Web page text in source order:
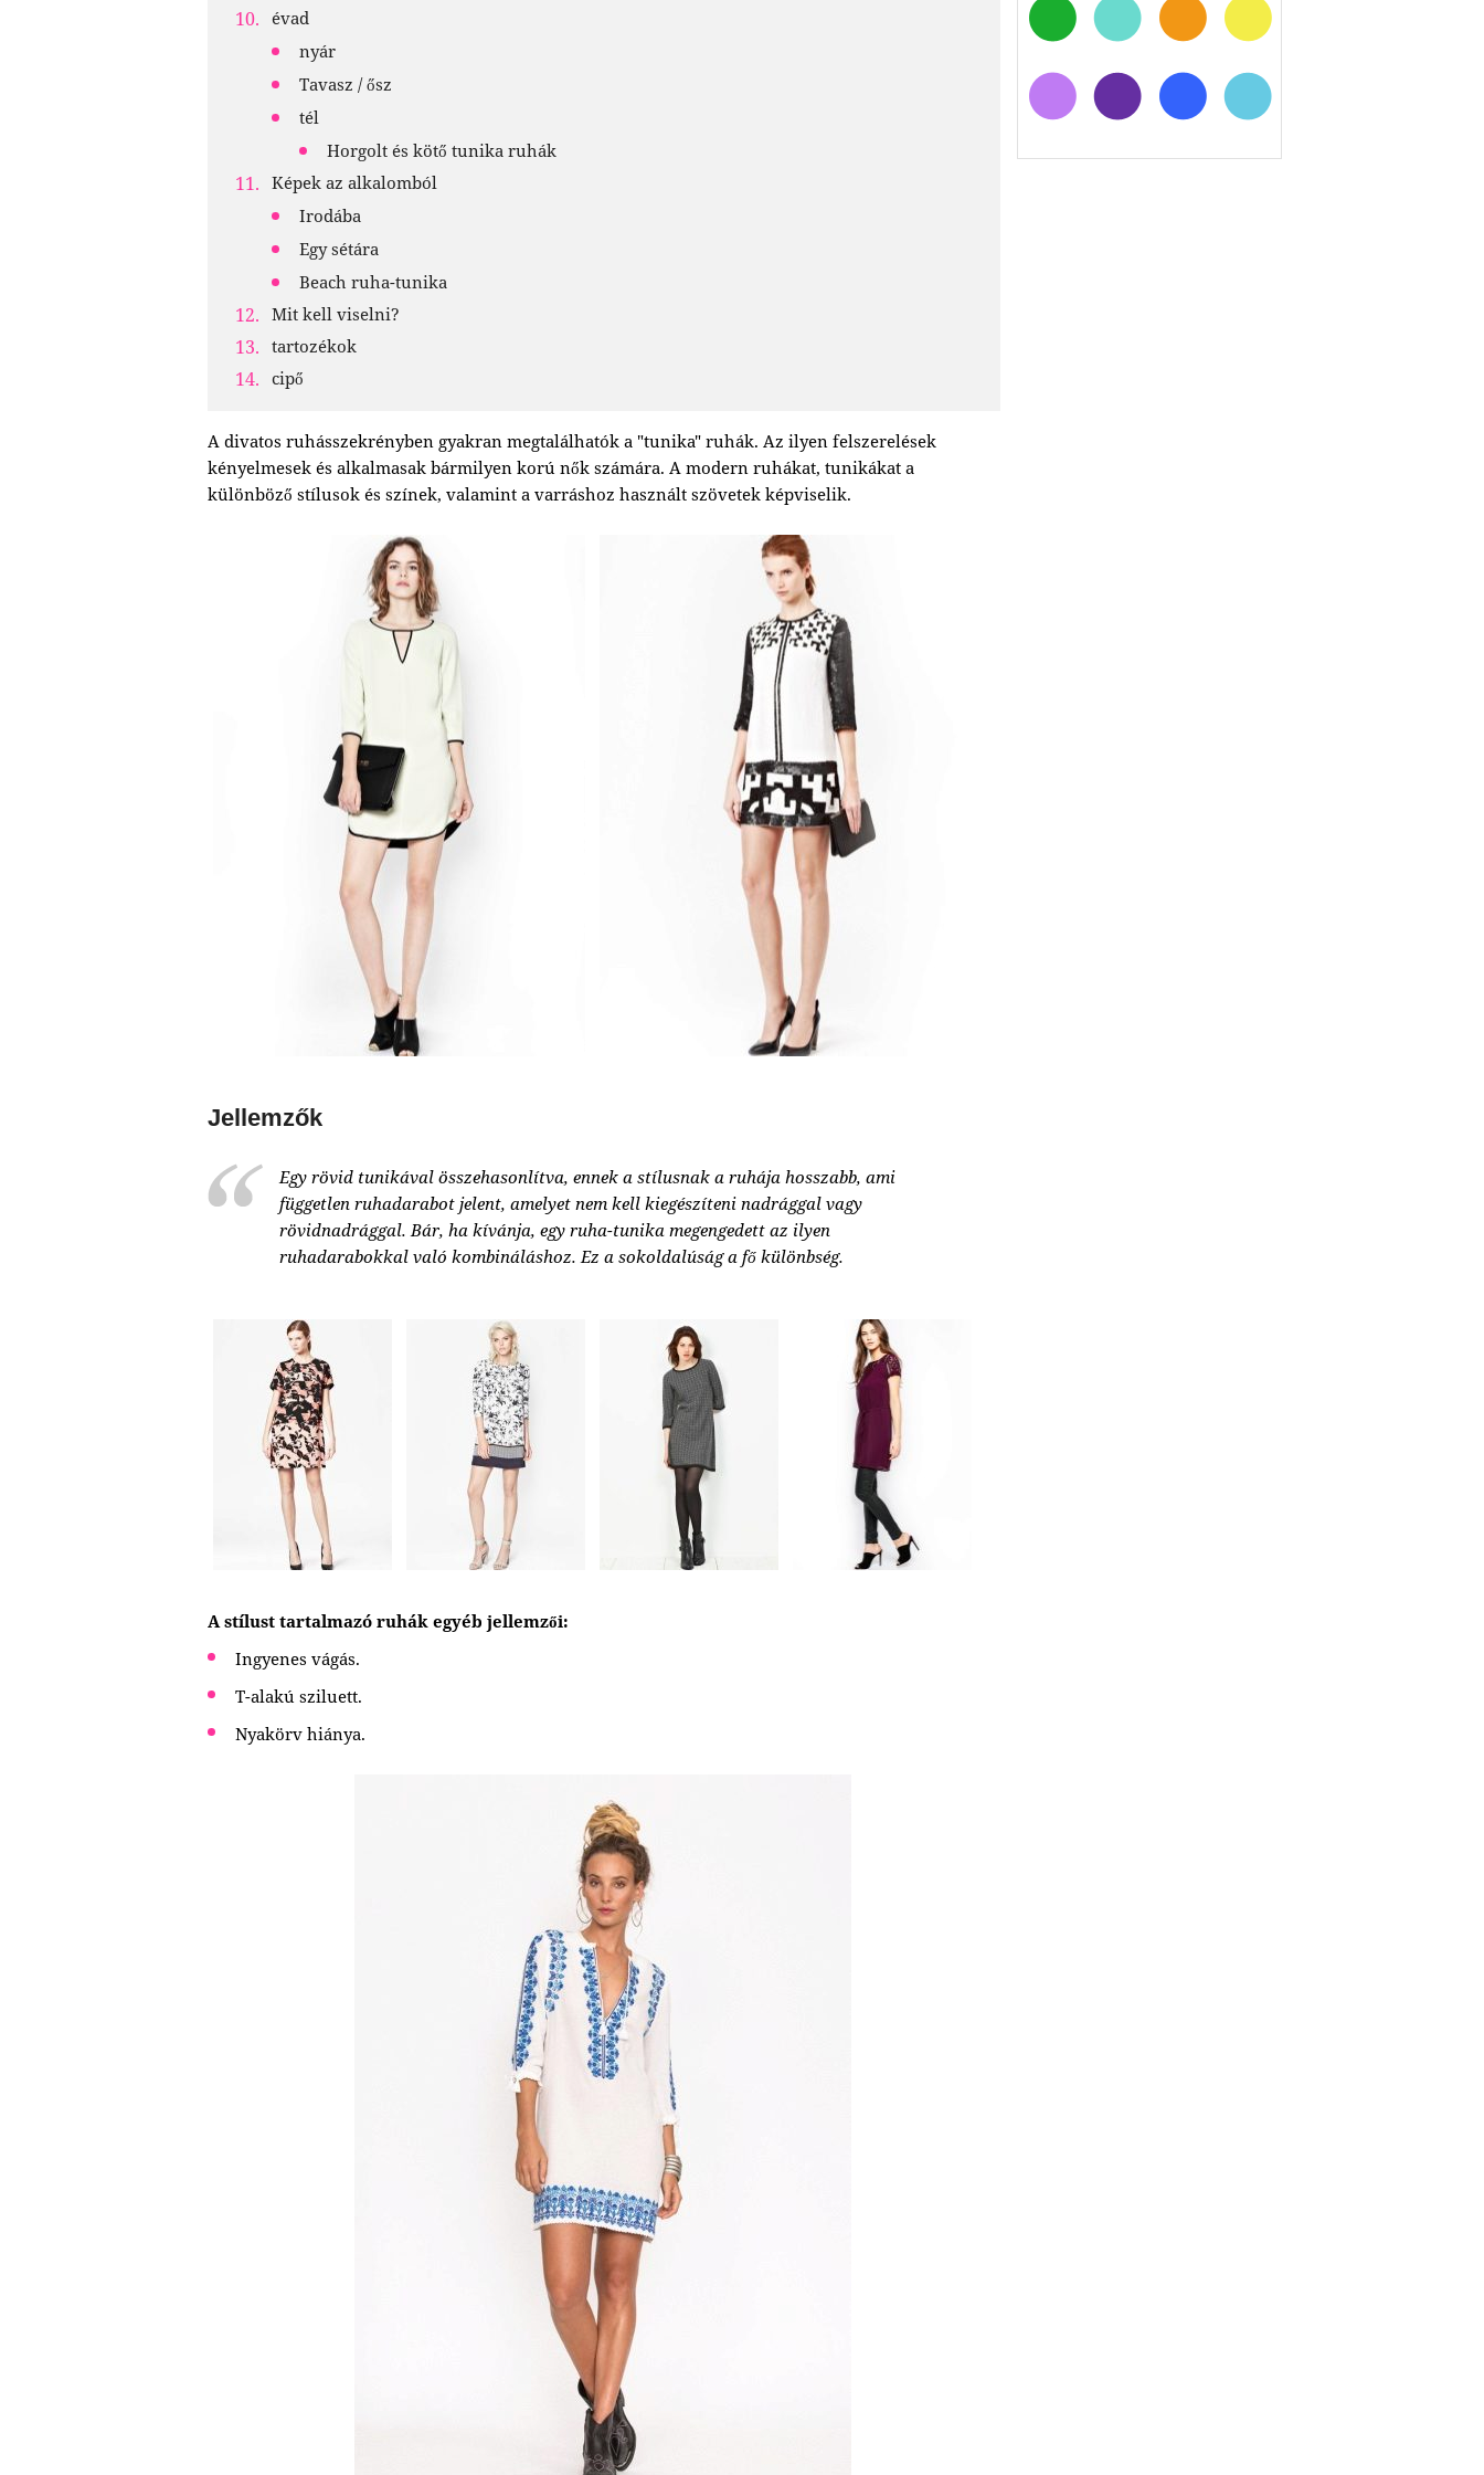
évad
nyár
Tavasz / ősz
tél
Horgolt és kötő tunika ruhák
Képek az alkalomból
Irodába
Egy sétára
Beach ruha-tunika
Mit kell viselni?
tartozékok
cipő
A divatos ruhásszekrényben gyakran megtalálhatók a "tunika" ruhák. Az ilyen felszerelések
kényelmesek és alkalmasak bármilyen korú nők számára. A modern ruhákat, tunikákat a
különböző stílusok és színek, valamint a varráshoz használt szövetek képviselik.
Jellemzők
Egy rövid tunikával összehasonlítva, ennek a stílusnak a ruhája hosszabb, ami
független ruhadarabot jelent, amelyet nem kell kiegészíteni nadrággal vagy
rövidnadrággal. Bár, ha kívánja, egy ruha-tunika megengedett az ilyen
ruhadarabokkal való kombináláshoz. Ez a sokoldalúság a fő különbség.
A stílust tartalmazó ruhák egyéb jellemzői:
Ingyenes vágás.
T-alakú sziluett.
Nyakörv hiánya.